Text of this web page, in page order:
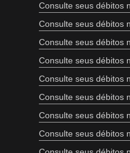
Consulte seus débitos
Consulte seus débitos
Consulte seus débitos
Consulte seus débitos
Consulte seus débitos
Consulte seus débitos
Consulte seus débitos
Consulte seus débitos